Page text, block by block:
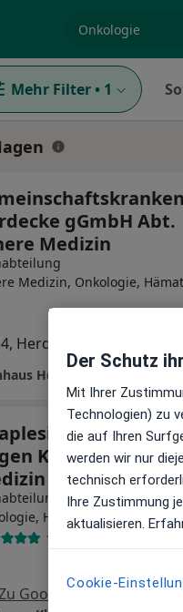
Mehr Filter • 1
gGmbH Abt.
Medizin
Medizin, Onkologie,
Maps
Klinikum
Klinik für
Abt.
Hämatologie
1 Bewertung
Google Maps
Der Schutz
Mit Ihrer
Technologien) zu
die auf Ihren
werden wir nur
technisch
Ihre Zustimmung
aktualisieren.
Cookie-